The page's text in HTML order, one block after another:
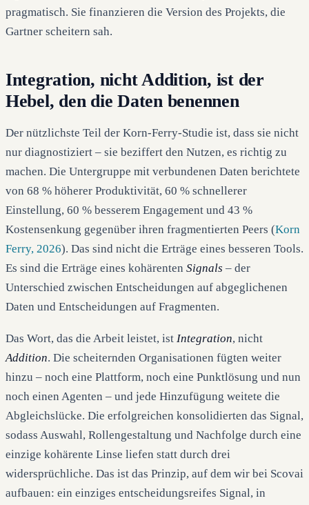
pragmatisch. Sie finanzieren die Version des Projekts, die
Gartner scheitern sah.
Integration, nicht Addition, ist der
Hebel, den die Daten benennen
Der nützlichste Teil der Korn-Ferry-Studie ist, dass sie nicht
nur diagnostiziert – sie beziffert den Nutzen, es richtig zu
machen. Die Untergruppe mit verbundenen Daten berichtete
von 68 % höherer Produktivität, 60 % schnellerer
Einstellung, 60 % besserem Engagement und 43 %
Kostensenkung gegenüber ihren fragmentierten Peers (Korn
Ferry, 2026). Das sind nicht die Erträge eines besseren Tools.
Es sind die Erträge eines kohärenten Signals – der
Unterschied zwischen Entscheidungen auf abgeglichenen
Daten und Entscheidungen auf Fragmenten.
Das Wort, das die Arbeit leistet, ist Integration, nicht
Addition. Die scheiternden Organisationen fügten weiter
hinzu – noch eine Plattform, noch eine Punktlösung und nun
noch einen Agenten – und jede Hinzufügung weitete die
Abgleichslücke. Die erfolgreichen konsolidierten das Signal,
sodass Auswahl, Rollengestaltung und Nachfolge durch eine
einzige kohärente Linse liefen statt durch drei
widersprüchliche. Das ist das Prinzip, auf dem wir bei Scovai
aufbauen: ein einziges entscheidungsreifes Signal, in